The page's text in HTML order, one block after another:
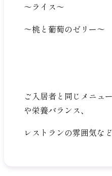
～ライス～
～桃と葡萄のゼリー～
ご入居者と同じメニュ
や栄養バランス、
レストランの雰囲気な